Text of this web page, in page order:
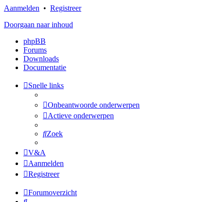
Aanmelden • Registreer
Doorgaan naar inhoud
phpBB
Forums
Downloads
Documentatie
Snelle links
Onbeantwoorde onderwerpen
Actieve onderwerpen
Zoek
V&A
Aanmelden
Registreer
Forumoverzicht